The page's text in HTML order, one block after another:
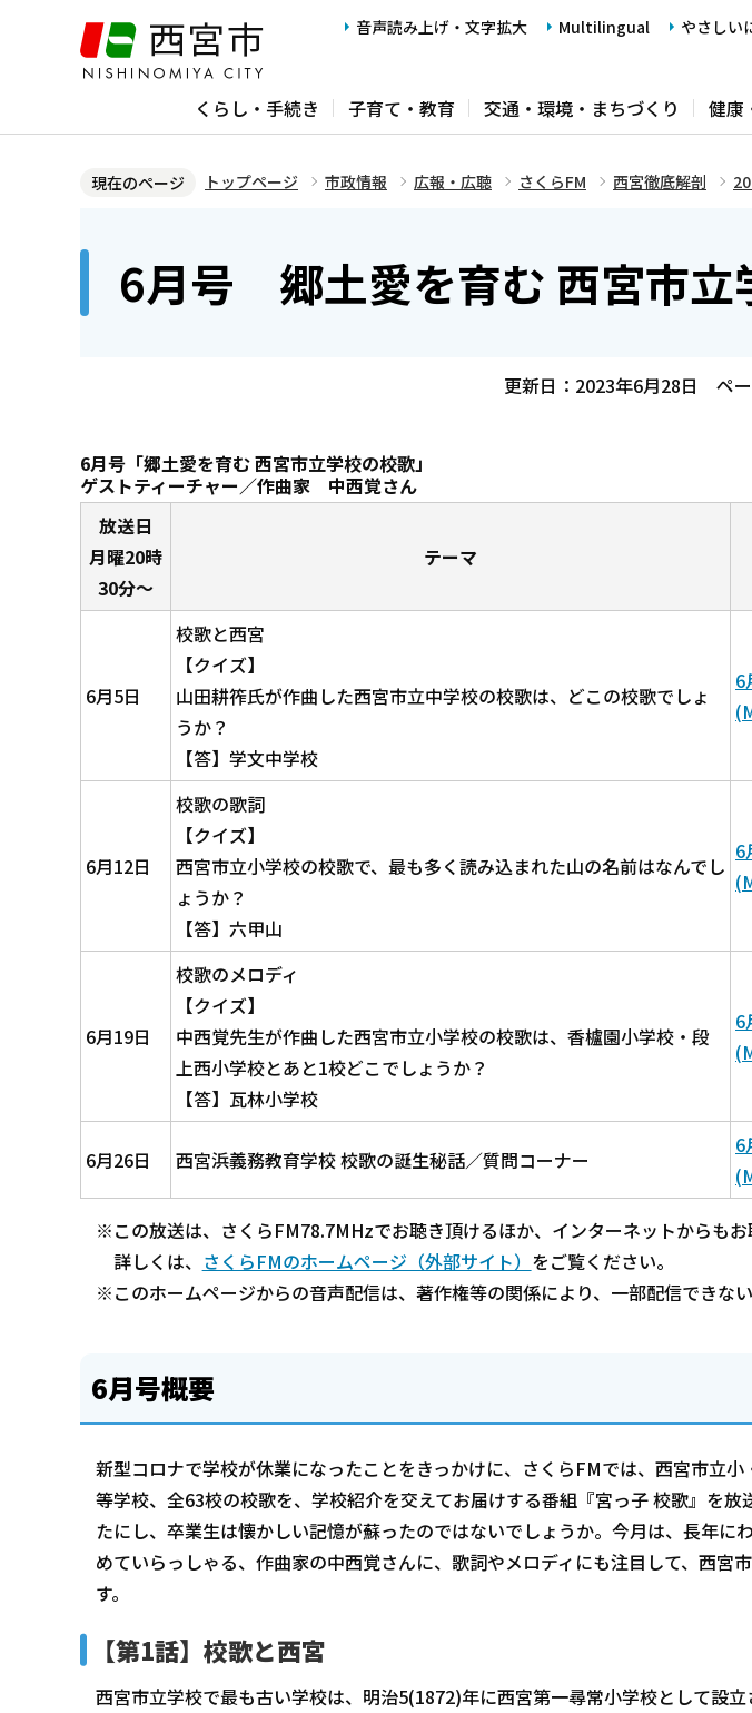
ジ
音声読み上げ・文字拡大 Multilingual やさしい
くらし・手続き 子育て・教育 交通・環境・まちづくり 健康
現在のページ トップページ 市政情報 広報・広聴 さくらFM 西宮徹底解剖
6月号 郷土愛を育む 西宮市立
更新日：2023年6月28日 ペ
6月号「郷土愛を育む 西宮市立学校の校歌」
ゲストティーチャー／作曲家 中西覚さん
放送日
月曜20時
30分～
テーマ
6月5日
校歌と西宮
【クイズ】
山田耕筰氏が作曲した西宮市立中学校の校歌は、どこの校歌でしょ
うか？
【答】学文中学校
6
6月12日
校歌の歌詞
【クイズ】
西宮市立小学校の校歌で、最も多く読み込まれた山の名前はなんでし
ょうか？
【答】六甲山
6
6月19日
校歌のメロディ
【クイズ】
中西覚先生が作曲した西宮市立小学校の校歌は、香櫨園小学校・段
上西小学校とあと1校どこでしょうか？
【答】瓦林小学校
6
6月26日 西宮浜義務教育学校 校歌の誕生秘話／質問コーナー
6
※この放送は、さくらFM78.7MHzでお聴き頂けるほか、インターネットからもお
詳しくは、 さくらFMのホームページ（外部サイト） をご覧ください。
※このホームページからの音声配信は、著作権等の関係により、一部配信できない
6月号概要
新型コロナで学校が休業になったことをきっかけに、さくらFMでは、西宮市立
等学校、全63校の校歌を、学校紹介を交えてお届けする番組『宮っ子 校歌』を
たにし、卒業生は懐かしい記憶が蘇ったのではないでしょうか。今月は、長年に
めていらっしゃる、作曲家の中西覚さんに、歌詞やメロディにも注目して、西宮
す。
【第1話】校歌と西宮
西宮市立学校で最も古い学校は、明治5(1872)年に西宮第一尋常小学校として設